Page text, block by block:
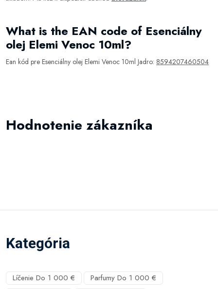
What is the EAN code of Esenciálny
olej Elemi Venoc 10ml?
Ean kód pre Esenciálny olej Elemi Venoc 10ml Jadro: 8594207460504
Hodnotenie zákazníka
Kategória
Líčenie Do 1 000 €
Parfumy Do 1 000 €